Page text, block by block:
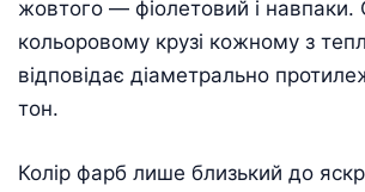
жовтого — фіолетовий і
кольоровому крузі кожному з
відповідає діаметрально
тон.
Колір фарб лише близький до